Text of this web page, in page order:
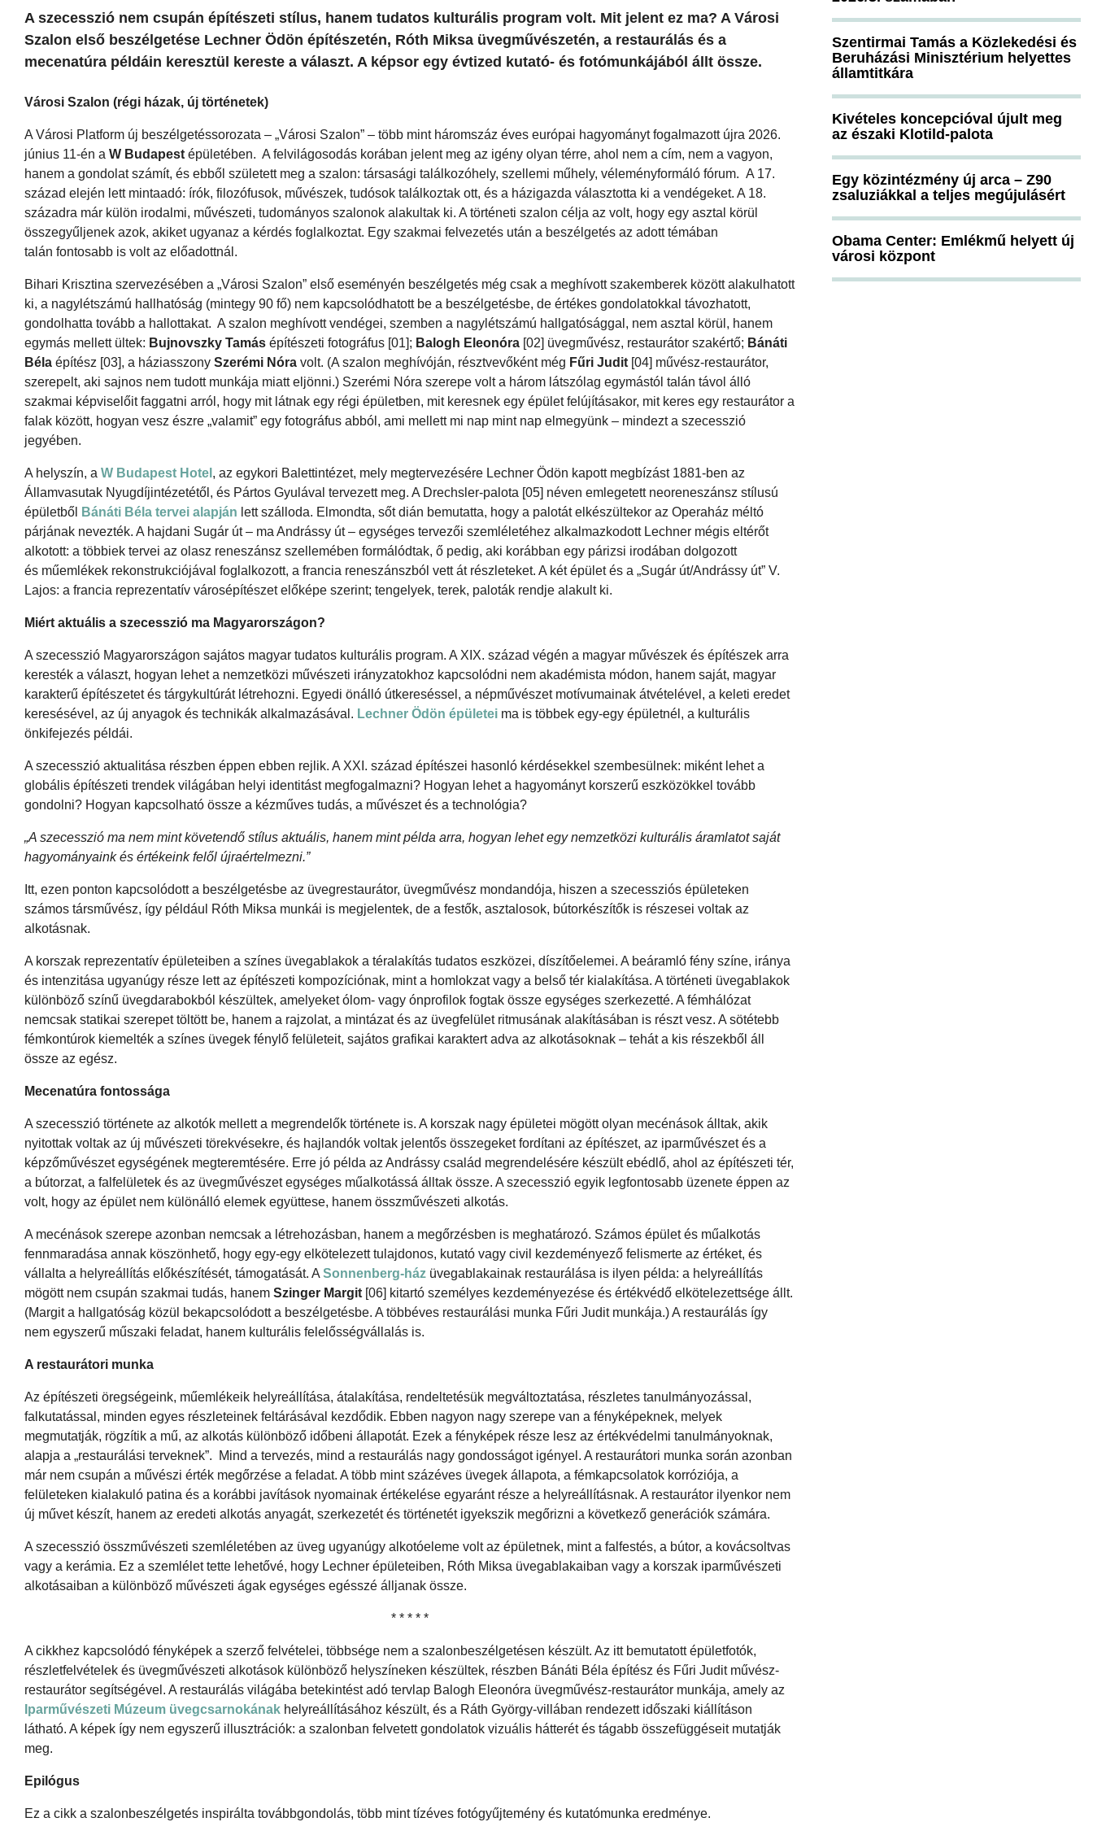
A szecesszió nem csupán építészeti stílus, hanem tudatos kulturális program volt. Mit jelent ez ma? A Városi
Szalon első beszélgetése Lechner Ödön építészetén, Róth Miksa üvegművészetén, a restaurálás és a
mecenatúra példáin keresztül kereste a választ. A képsor egy évtized kutató- és fotómunkájából állt össze.
Városi Szalon (régi házak, új történetek)
A Városi Platform új beszélgetéssorozata – „Városi Szalon” – több mint háromszáz éves európai hagyományt fogalmazott újra 2026.
június 11-én a W Budapest épületében. A felvilágosodás korában jelent meg az igény olyan térre, ahol nem a cím, nem a vagyon,
hanem a gondolat számít, és ebből született meg a szalon: társasági találkozóhely, szellemi műhely, véleményformáló fórum. A 17.
század elején lett mintaadó: írók, filozófusok, művészek, tudósok találkoztak ott, és a házigazda választotta ki a vendégeket. A 18.
századra már külön irodalmi, művészeti, tudományos szalonok alakultak ki. A történeti szalon célja az volt, hogy egy asztal körül
összegyűljenek azok, akiket ugyanaz a kérdés foglalkoztat. Egy szakmai felvezetés után a beszélgetés az adott témában
talán fontosabb is volt az előadottnál.
Bihari Krisztina szervezésében a „Városi Szalon” első eseményén beszélgetés még csak a meghívott szakemberek között alakulhatott
ki, a nagylétszámú hallhatóság (mintegy 90 fő) nem kapcsolódhatott be a beszélgetésbe, de értékes gondolatokkal távozhatott,
gondolhatta tovább a hallottakat. A szalon meghívott vendégei, szemben a nagylétszámú hallgatósággal, nem asztal körül, hanem
egymás mellett ültek: Bujnovszky Tamás építészeti fotográfus [01]; Balogh Eleonóra [02] üvegművész, restaurátor szakértő; Bánáti
Béla építész [03], a háziasszony Szerémi Nóra volt. (A szalon meghívóján, résztvevőként még Fűri Judit [04] művész-restaurátor,
szerepelt, aki sajnos nem tudott munkája miatt eljönni.) Szerémi Nóra szerepe volt a három látszólag egymástól talán távol álló
szakmai képviselőit faggatni arról, hogy mit látnak egy régi épületben, mit keresnek egy épület felújításakor, mit keres egy restaurátor a
falak között, hogyan vesz észre „valamit” egy fotográfus abból, ami mellett mi nap mint nap elmegyünk – mindezt a szecesszió
jegyében.
A helyszín, a W Budapest Hotel , az egykori Balettintézet, mely megtervezésére Lechner Ödön kapott megbízást 1881-ben az
Államvasutak Nyugdíjintézetétől, és Pártos Gyulával tervezett meg. A Drechsler-palota [05] néven emlegetett neoreneszánsz stílusú
épületből
Bánáti Béla tervei alapján lett szálloda. Elmondta, sőt dián bemutatta, hogy a palotát elkészültekor az Operaház méltó
párjának nevezték. A hajdani Sugár út – ma Andrássy út – egységes tervezői szemléletéhez alkalmazkodott Lechner mégis eltérőt
alkotott: a többiek tervei az olasz reneszánsz szellemében formálódtak, ő pedig, aki korábban egy párizsi irodában dolgozott
és műemlékek rekonstrukciójával foglalkozott, a francia reneszánszból vett át részleteket. A két épület és a „Sugár út/Andrássy út” V.
Lajos: a francia reprezentatív városépítészet előképe szerint; tengelyek, terek, paloták rendje alakult ki.
Miért aktuális a szecesszió ma Magyarországon?
A szecesszió Magyarországon sajátos magyar tudatos kulturális program. A XIX. század végén a magyar művészek és építészek arra
keresték a választ, hogyan lehet a nemzetközi művészeti irányzatokhoz kapcsolódni nem akadémista módon, hanem saját, magyar
karakterű építészetet és tárgykultúrát létrehozni. Egyedi önálló útkereséssel, a népművészet motívumainak átvételével, a keleti eredet
keresésével, az új anyagok és technikák alkalmazásával. Lechner Ödön épületei ma is többek egy-egy épületnél, a kulturális
önkifejezés példái.
A szecesszió aktualitása részben éppen ebben rejlik. A XXI. század építészei hasonló kérdésekkel szembesülnek: miként lehet a
globális építészeti trendek világában helyi identitást megfogalmazni? Hogyan lehet a hagyományt korszerű eszközökkel tovább
gondolni? Hogyan kapcsolható össze a kézműves tudás, a művészet és a technológia?
„A szecesszió ma nem mint követendő stílus aktuális, hanem mint példa arra, hogyan lehet egy nemzetközi kulturális áramlatot saját
hagyományaink és értékeink felől újraértelmezni.”
Itt, ezen ponton kapcsolódott a beszélgetésbe az üvegrestaurátor, üvegművész mondandója, hiszen a szecessziós épületeken
számos társművész, így például Róth Miksa munkái is megjelentek, de a festők, asztalosok, bútorkészítők is részesei voltak az
alkotásnak.
A korszak reprezentatív épületeiben a színes üvegablakok a téralakítás tudatos eszközei, díszítőelemei. A beáramló fény színe, iránya
és intenzitása ugyanúgy része lett az építészeti kompozíciónak, mint a homlokzat vagy a belső tér kialakítása. A történeti üvegablakok
különböző színű üvegdarabokból készültek, amelyeket ólom- vagy ónprofilok fogtak össze egységes szerkezetté. A fémhálózat
nemcsak statikai szerepet töltött be, hanem a rajzolat, a mintázat és az üvegfelület ritmusának alakításában is részt vesz. A sötétebb
fémkontúrok kiemelték a színes üvegek fénylő felületeit, sajátos grafikai karaktert adva az alkotásoknak – tehát a kis részekből áll
össze az egész.
Mecenatúra fontossága
A szecesszió története az alkotók mellett a megrendelők története is. A korszak nagy épületei mögött olyan mecénások álltak, akik
nyitottak voltak az új művészeti törekvésekre, és hajlandók voltak jelentős összegeket fordítani az építészet, az iparművészet és a
képzőművészet egységének megteremtésére. Erre jó példa az Andrássy család megrendelésére készült ebédlő, ahol az építészeti tér,
a bútorzat, a falfelületek és az üvegművészet egységes műalkotássá álltak össze. A szecesszió egyik legfontosabb üzenete éppen az
volt, hogy az épület nem különálló elemek együttese, hanem összművészeti alkotás.
A mecénások szerepe azonban nemcsak a létrehozásban, hanem a megőrzésben is meghatározó. Számos épület és műalkotás
fennmaradása annak köszönhető, hogy egy-egy elkötelezett tulajdonos, kutató vagy civil kezdeményező felismerte az értéket, és
vállalta a helyreállítás előkészítését, támogatását. A Sonnenberg-ház üvegablakainak restaurálása is ilyen példa: a helyreállítás
mögött nem csupán szakmai tudás, hanem Szinger Margit [06] kitartó személyes kezdeményezése és értékvédő elkötelezettsége állt.
(Margit a hallgatóság közül bekapcsolódott a beszélgetésbe. A többéves restaurálási munka Fűri Judit munkája.) A restaurálás így
nem egyszerű műszaki feladat, hanem kulturális felelősségvállalás is.
A restaurátori munka
Az építészeti öregségeink, műemlékeik helyreállítása, átalakítása, rendeltetésük megváltoztatása, részletes tanulmányozással,
falkutatással, minden egyes részleteinek feltárásával kezdődik. Ebben nagyon nagy szerepe van a fényképeknek, melyek
megmutatják, rögzítik a mű, az alkotás különböző időbeni állapotát. Ezek a fényképek része lesz az értékvédelmi tanulmányoknak,
alapja a „restaurálási terveknek”. Mind a tervezés, mind a restaurálás nagy gondosságot igényel. A restaurátori munka során azonban
már nem csupán a művészi érték megőrzése a feladat. A több mint százéves üvegek állapota, a fémkapcsolatok korróziója, a
felületeken kialakuló patina és a korábbi javítások nyomainak értékelése egyaránt része a helyreállításnak. A restaurátor ilyenkor nem
új művet készít, hanem az eredeti alkotás anyagát, szerkezetét és történetét igyekszik megőrizni a következő generációk számára.
A szecesszió összművészeti szemléletében az üveg ugyanúgy alkotóeleme volt az épületnek, mint a falfestés, a bútor, a kovácsoltvas
vagy a kerámia. Ez a szemlélet tette lehetővé, hogy Lechner épületeiben, Róth Miksa üvegablakaiban vagy a korszak iparművészeti
alkotásaiban a különböző művészeti ágak egységes egésszé álljanak össze.
* * * * *
A cikkhez kapcsolódó fényképek a szerző felvételei, többsége nem a szalonbeszélgetésen készült. Az itt bemutatott épületfotók,
részletfelvételek és üvegművészeti alkotások különböző helyszíneken készültek, részben Bánáti Béla építész és Fűri Judit művész-
restaurátor segítségével. A restaurálás világába betekintést adó tervlap Balogh Eleonóra üvegművész-restaurátor munkája, amely az
Iparművészeti Múzeum üvegcsarnokának helyreállításához készült, és a Ráth György-villában rendezett időszaki kiállításon
látható. A képek így nem egyszerű illusztrációk: a szalonban felvetett gondolatok vizuális hátterét és tágabb összefüggéseit mutatják
meg.
Epilógus
Ez a cikk a szalonbeszélgetés inspirálta továbbgondolás, több mint tízéves fotógyűjtemény és kutatómunka eredménye.
Szentirmai Tamás a Közlekedési és
Beruházási Minisztérium helyettes
államtitkára
Kivételes koncepcióval újult meg
az északi Klotild-palota
Egy közintézmény új arca – Z90
zsaluziákkal a teljes megújulásért
Obama Center: Emlékmű helyett új
városi központ